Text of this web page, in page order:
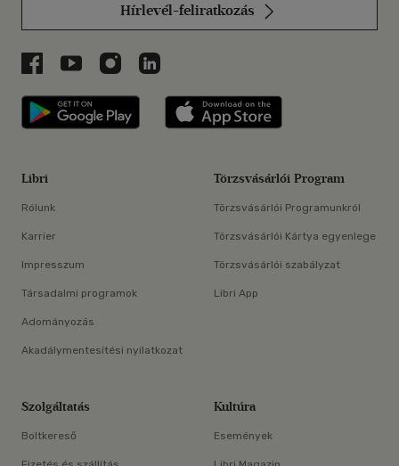
Hírlevél-feliratkozás
Libri a Facebookon
Libri a Youtube-on
Libri az Instagramon
Libri a LinkedInen
Libri applikáció Szerezd meg: Google
Libri
Rólunk
Karrier
Impresszum
Társadalmi programok
Adományozás
Akadálymentesítési nyilatkozat
Törzsvásárlói Program
Törzsvásárlói Programunkról
Törzsvásárlói Kártya egyenlege
Törzsvásárlói szabályzat
Libri App
Szolgáltatás
Boltkereső
Kultúra
Események